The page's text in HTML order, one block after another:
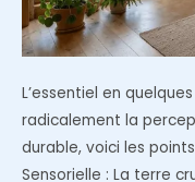
L’essentiel en
radicalement la
durable, voici les
Sensorielle : La terre